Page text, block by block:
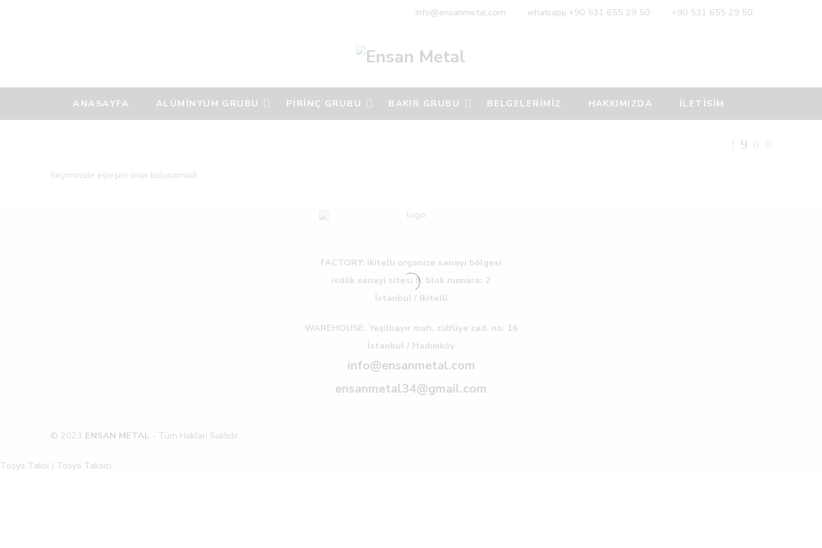
info@ensanmetal.com whatsapp +90 531 655 29 50 +90 531 655 29 50
ANASAYFA ALÜMİNYUM GRUBU PİRİNÇ GRUBU BAKIR GRUBU BELGELERİMİZ HAKKIMIZDA İLETİSİM
Seçiminizle eşleşen ürün bulunamadı.
FACTORY: ikitelli organize sanayi bölgesi
isdök sanayi sitesi 9. blok numara: 2
İstanbul / İkitelli
WAREHOUSE: Yeşilbayır mah. zülfüye cad. no: 16
İstanbul / Hadımköy
info@ensanmetal.com
ensanmetal34@gmail.com
© 2023 ENSAN METAL - Tüm Hakları Saklıdır.
Tosya Taksi | Tosya Taksici